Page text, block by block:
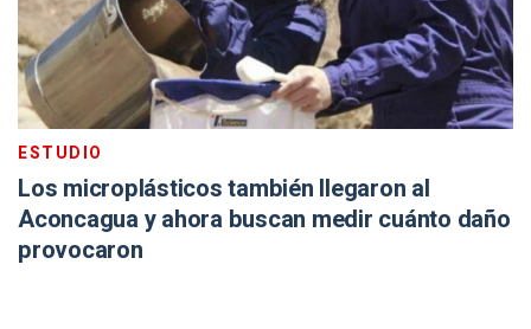
ESTUDIO
Los microplásticos también llegaron al
Aconcagua y ahora buscan medir cuánto daño
provocaron